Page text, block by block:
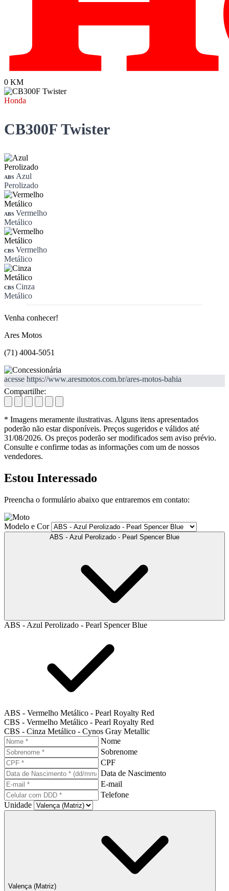
0 KM
Honda
CB300F Twister
ABS Azul
Perolizado
ABS Vermelho
Metálico
CBS Vermelho
Metálico
CBS Cinza
Metálico
Venha conhecer!
Ares Motos
(71) 4004-5051
acesse https://www.aresmotos.com.br/ares-motos-bahia
Compartilhe:
* Imagens meramente ilustrativas. Alguns itens apresentados
poderão não estar disponíveis. Preços sugeridos e válidos até
31/08/2026. Os preços poderão ser modificados sem aviso prévio.
Consulte e confirme todas as informações com um de nossos
vendedores.
Estou Interessado
Preencha o formulário abaixo que entraremos em contato:
Modelo e Cor
ABS - Azul Perolizado - Pearl Spencer Blue
ABS - Azul Perolizado - Pearl Spencer Blue
ABS - Vermelho Metálico - Pearl Royalty Red
CBS - Vermelho Metálico - Pearl Royalty Red
CBS - Cinza Metálico - Cynos Gray Metallic
Nome
Sobrenome
CPF
Data de Nascimento
E-mail
Telefone
Unidade
Valença (Matriz)